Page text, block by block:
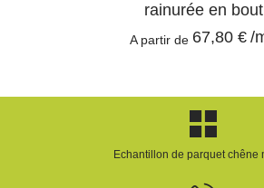
rainurée en bout
A partir de 67,80 € /
Echantillon de parquet chêne